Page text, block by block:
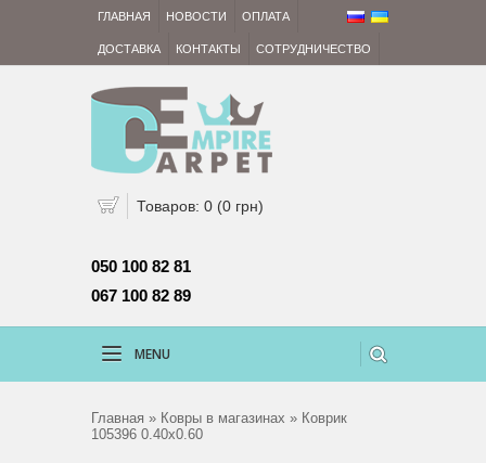
ГЛАВНАЯ НОВОСТИ ОПЛАТА
ДОСТАВКА КОНТАКТЫ СОТРУДНИЧЕСТВО
Товаров: 0 (0 грн)
050 100 82 81
067 100 82 89
MENU
Главная » Ковры в магазинах » Коврик
105396 0.40x0.60